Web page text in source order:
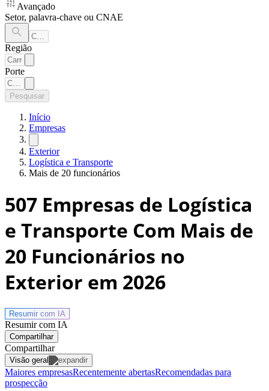
Avançado
Setor, palavra-chave ou CNAE
Região
Porte
Pesquisar
Início
Empresas
Exterior
Logística e Transporte
Mais de 20 funcionários
507 Empresas de Logística
e Transporte Com Mais de
20 Funcionários no
Exterior em 2026
Resumir com IA
Resumir com IA
Compartilhar
Compartilhar
Visão geral
Maiores empresasRecentemente abertasRecomendadas para
prospecção